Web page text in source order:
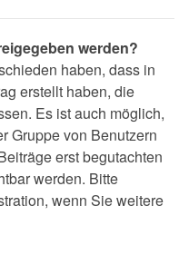
werden?
haben, dass in
erstellt haben, die
Es ist auch möglich,
Gruppe von Benutzern
erst begutachten
werden. Bitte
wenn Sie weitere